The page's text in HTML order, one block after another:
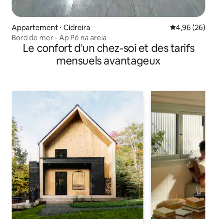
Appartement ⋅ Cidreira Évaluation
4,96 (26)
Bord de mer - Ap Pé na areia
Le confort d'un chez-soi et des tarifs
mensuels avantageux